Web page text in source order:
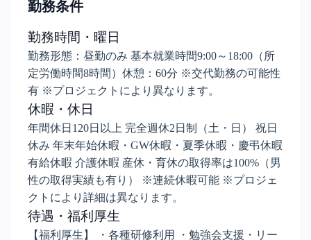
勤務条件
勤務時間・曜日
勤務形態：昼勤のみ 基本就業時間9:00～18:00（所
定労働時間8時間）休憩：60分 ※交代勤務の可能性
有 ※プロジェクトにより異なります。
休暇・休日
年間休日120日以上 完全週休2日制（土・日） 祝日
休み 年末年始休暇・GW休暇・夏季休暇・慶弔休暇
有給休暇 介護休暇 産休・育休の取得率は100%（男
性の取得実績も有り） ※連続休暇可能 ※プロジェ
クトにより詳細は異なります。
待遇・福利厚生
【福利厚生】 ・各種研修利用 ・勉強会支援・リー